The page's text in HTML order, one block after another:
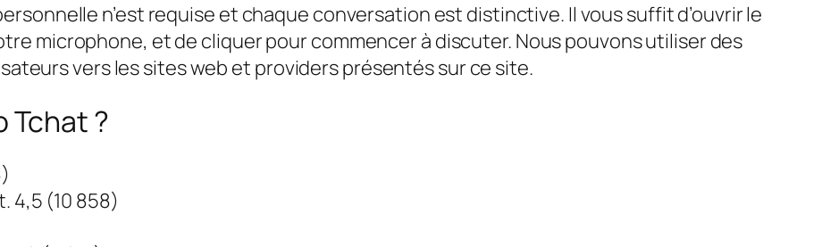
n’est requise et chaque conversation est distinctive. Il vous suffit d’ouvrir le
microphone, et de cliquer pour commencer à discuter. Nous pouvons utiliser des
vers les sites web et providers présentés sur ce site.
Tchat ?
4,5 (10 858)